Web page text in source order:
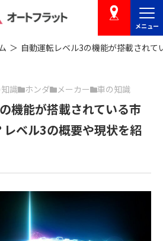
店舗を探す
メニュー
自動運転レベル3の機能が搭載され
識 ホンダ メーカー 車の知識
機能が搭載されている市
ベル3の概要や現状を紹